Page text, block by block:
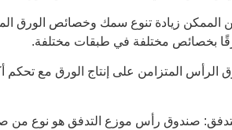
الممكن زيادة تنوع سمك وخصائص الورق
بخصائص مختلفة في طبقات مختلفة.
الرأس المتزامن على إنتاج الورق مع
صندوق رأس موزع التدفق هو نوع من